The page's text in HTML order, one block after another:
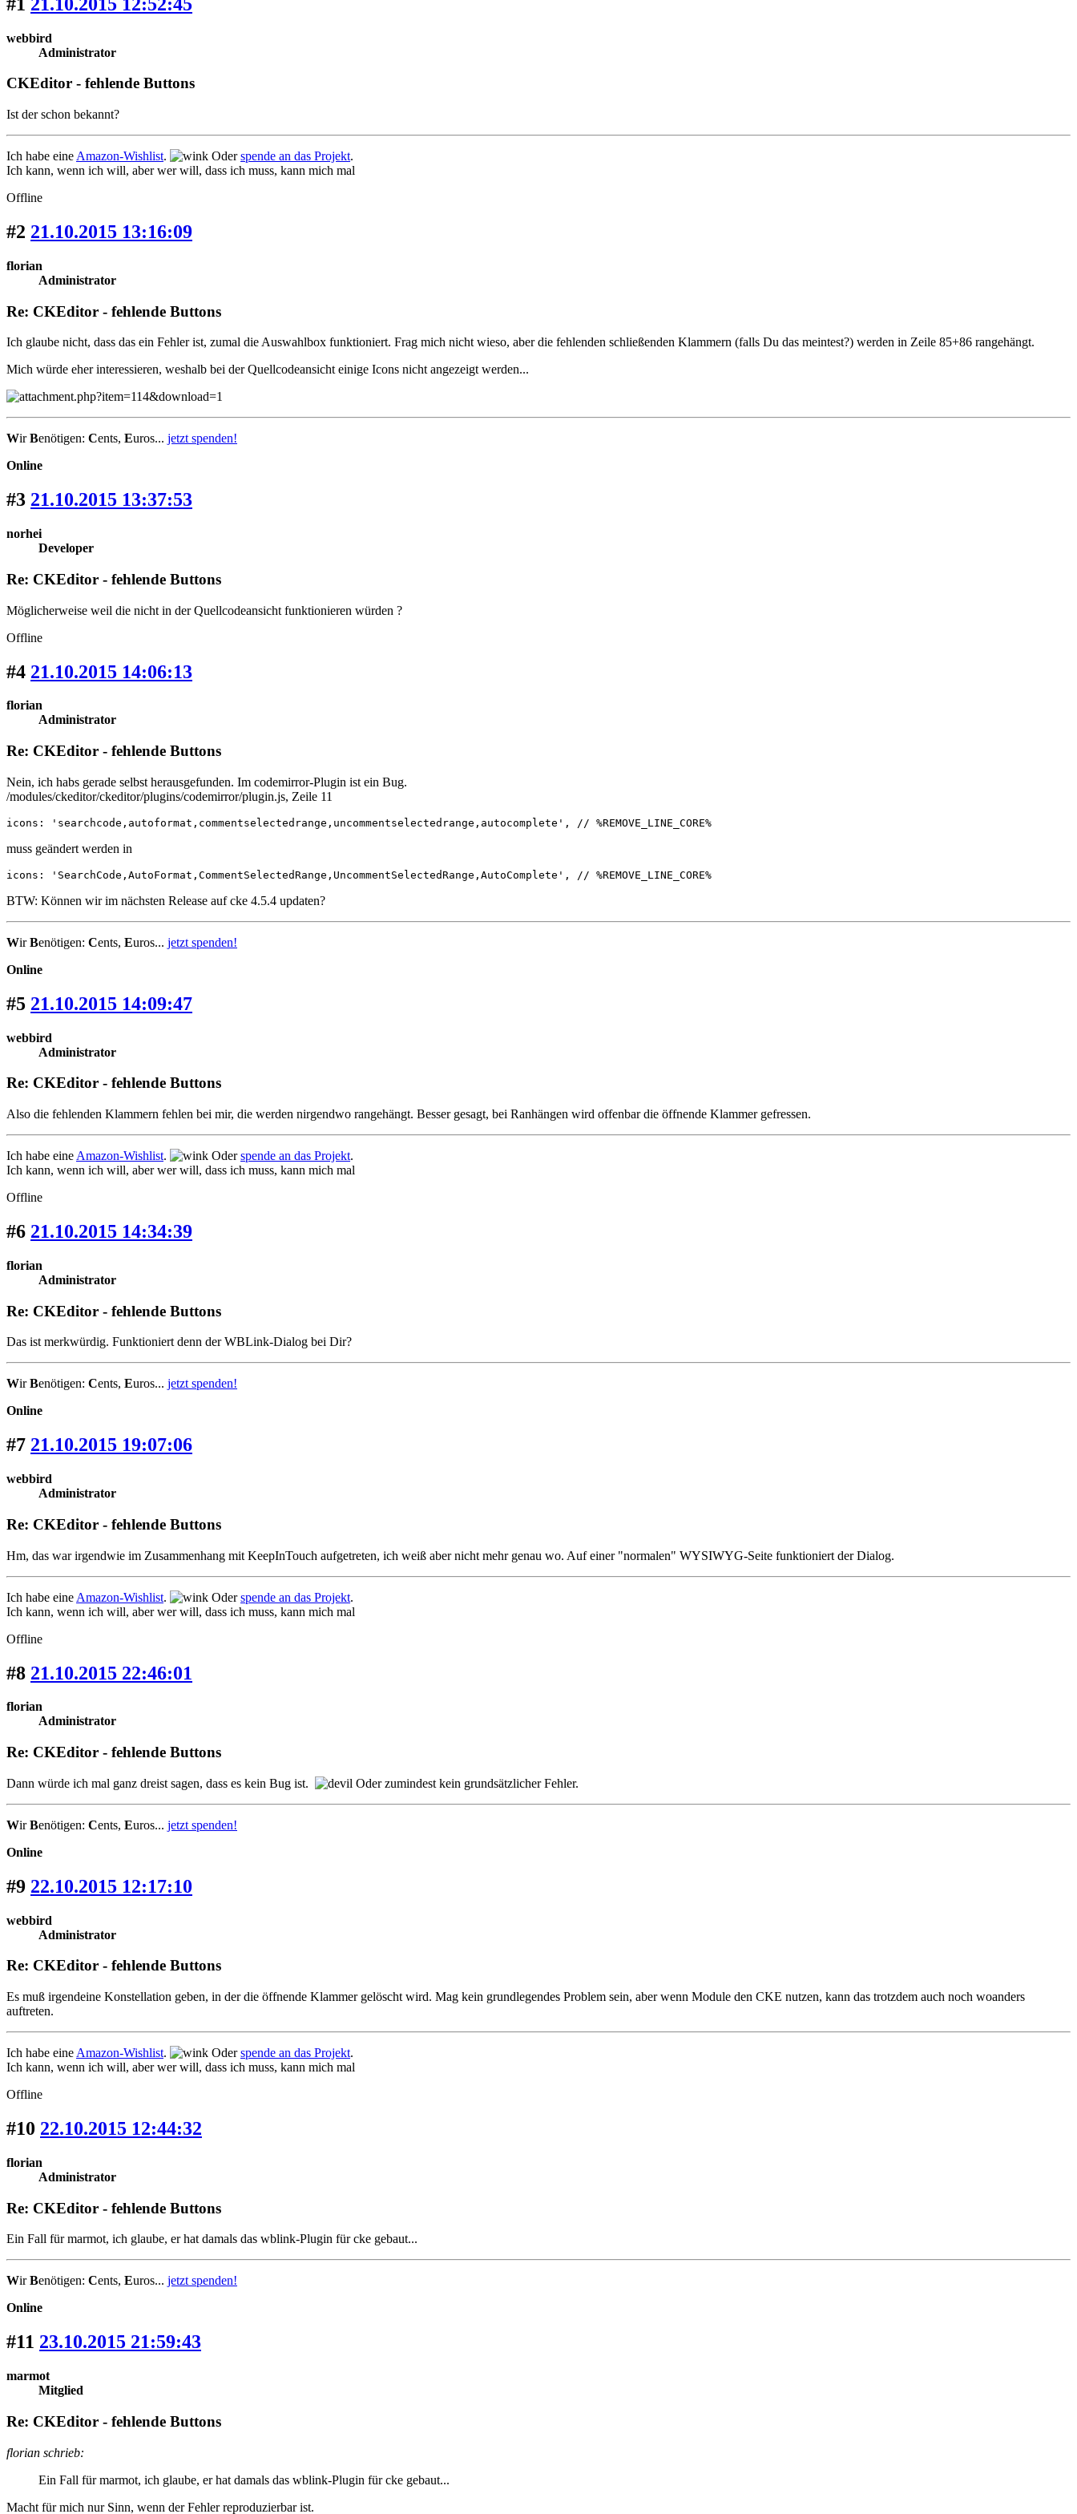
webbird
Administrator
CKEditor - fehlende Buttons
Ist der schon bekannt?
Ich habe eine Amazon-Wishlist. Oderspende an das Projekt.
Ich kann, wenn ich will, aber wer will, dass ich muss, kann mich mal
Offline
#2 21.10.2015 13:16:09
florian
Administrator
Re: CKEditor - fehlende Buttons
Ich glaube nicht, dass das ein Fehler ist, zumal die Auswahlbox funktioniert. Frag mich nicht wieso, aber die fehlenden schließenden Klammern (falls Du das meintest?) werden in Zeile 85+86 rangehängt.
Mich würde eher interessieren, weshalb bei der Quellcodeansicht einige Icons nicht angezeigt werden...
WirBenötigen: Cents, Euros... jetzt spenden!
Online
#3 21.10.2015 13:37:53
norhei
Developer
Re: CKEditor - fehlende Buttons
Möglicherweise weil die nicht in der Quellcodeansicht funktionieren würden ?
Offline
#4 21.10.2015 14:06:13
florian
Administrator
Re: CKEditor - fehlende Buttons
Nein, ich habs gerade selbst herausgefunden. Im codemirror-Plugin ist ein Bug.
/modules/ckeditor/ckeditor/plugins/codemirror/plugin.js, Zeile 11
icons: 'searchcode,autoformat,commentselectedrange,uncommentselectedrange,autocomplete', // %REMOVE_LINE_CORE%
muss geändert werden in
icons: 'SearchCode,AutoFormat,CommentSelectedRange,UncommentSelectedRange,AutoComplete', // %REMOVE_LINE_CORE%
BTW: Können wir im nächsten Release auf cke 4.5.4 updaten?
WirBenötigen: Cents, Euros... jetzt spenden!
Online
#5 21.10.2015 14:09:47
webbird
Administrator
Re: CKEditor - fehlende Buttons
Also die fehlenden Klammern fehlen bei mir, die werden nirgendwo rangehängt. Besser gesagt, bei Ranhängen wird offenbar die öffnende Klammer gefressen.
Ich habe eine Amazon-Wishlist. Oderspende an das Projekt.
Ich kann, wenn ich will, aber wer will, dass ich muss, kann mich mal
Offline
#6 21.10.2015 14:34:39
florian
Administrator
Re: CKEditor - fehlende Buttons
Das ist merkwürdig. Funktioniert denn der WBLink-Dialog bei Dir?
WirBenötigen: Cents, Euros... jetzt spenden!
Online
#7 21.10.2015 19:07:06
webbird
Administrator
Re: CKEditor - fehlende Buttons
Hm, das war irgendwie im Zusammenhang mit KeepInTouch aufgetreten, ich weiß aber nicht mehr genau wo. Auf einer "normalen" WYSIWYG-Seite funktioniert der Dialog.
Ich habe eine Amazon-Wishlist. Oderspende an das Projekt.
Ich kann, wenn ich will, aber wer will, dass ich muss, kann mich mal
Offline
#8 21.10.2015 22:46:01
florian
Administrator
Re: CKEditor - fehlende Buttons
Dann würde ich mal ganz dreist sagen, dass es kein Bug ist. Oder zumindest kein grundsätzlicher Fehler.
WirBenötigen: Cents, Euros... jetzt spenden!
Online
#9 22.10.2015 12:17:10
webbird
Administrator
Re: CKEditor - fehlende Buttons
Es muß irgendeine Konstellation geben, in der die öffnende Klammer gelöscht wird. Mag kein grundlegendes Problem sein, aber wenn Module den CKE nutzen, kann das trotzdem auch noch woanders
auftreten.
Ich habe eine Amazon-Wishlist. Oderspende an das Projekt.
Ich kann, wenn ich will, aber wer will, dass ich muss, kann mich mal
Offline
#10 22.10.2015 12:44:32
florian
Administrator
Re: CKEditor - fehlende Buttons
Ein Fall für marmot, ich glaube, er hat damals das wblink-Plugin für cke gebaut...
WirBenötigen: Cents, Euros... jetzt spenden!
Online
#11 23.10.2015 21:59:43
marmot
Mitglied
Re: CKEditor - fehlende Buttons
florian schrieb:
Ein Fall für marmot, ich glaube, er hat damals das wblink-Plugin für cke gebaut...
Macht für mich nur Sinn, wenn der Fehler reproduzierbar ist.